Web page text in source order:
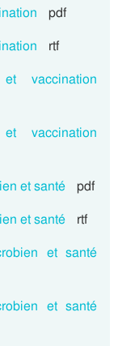
pdf
rtf
vaccination
vaccination
et santé pdf
et santé rtf
et santé
et santé